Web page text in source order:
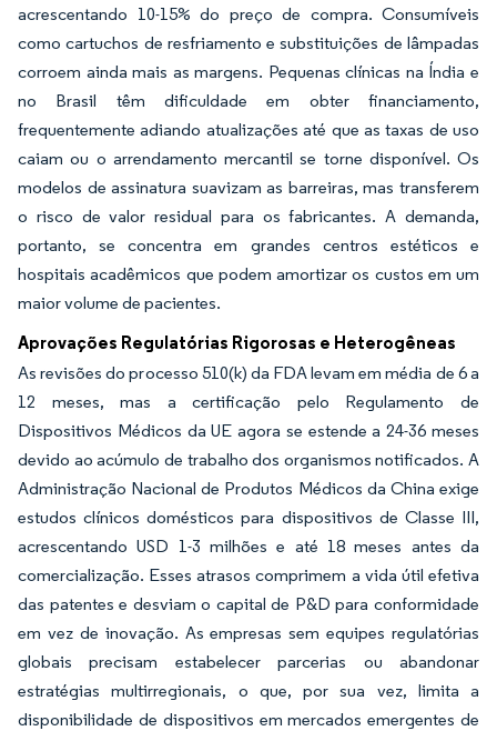
acrescentando 10-15% do preço de compra. Consumíveis
como cartuchos de resfriamento e substituições de lâmpadas
corroem ainda mais as margens. Pequenas clínicas na Índia e
no Brasil têm dificuldade em obter financiamento,
frequentemente adiando atualizações até que as taxas de uso
caiam ou o arrendamento mercantil se torne disponível. Os
modelos de assinatura suavizam as barreiras, mas transferem
o risco de valor residual para os fabricantes. A demanda,
portanto, se concentra em grandes centros estéticos e
hospitais acadêmicos que podem amortizar os custos em um
maior volume de pacientes.
Aprovações Regulatórias Rigorosas e Heterogêneas
As revisões do processo 510(k) da FDA levam em média de 6 a
12 meses, mas a certificação pelo Regulamento de
Dispositivos Médicos da UE agora se estende a 24-36 meses
devido ao acúmulo de trabalho dos organismos notificados. A
Administração Nacional de Produtos Médicos da China exige
estudos clínicos domésticos para dispositivos de Classe III,
acrescentando USD 1-3 milhões e até 18 meses antes da
comercialização. Esses atrasos comprimem a vida útil efetiva
das patentes e desviam o capital de P&D para conformidade
em vez de inovação. As empresas sem equipes regulatórias
globais precisam estabelecer parcerias ou abandonar
estratégias multirregionais, o que, por sua vez, limita a
disponibilidade de dispositivos em mercados emergentes de